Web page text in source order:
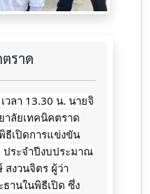
ราด
วลา 13.30 น. นายจิ
าลัยเทคนิคตราด
เปิดการแข่งขัน
ประจำปีงบประมาณ
งวนจิตร ผู้ว่า
ธานในพิธีเปิด ซึ่ง